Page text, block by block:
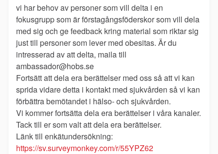
vi har behov av personer som vill delta i en
fokusgrupp som är förstagångsföderskor som vill dela
med sig och ge feedback kring material som riktar sig
just till personer som lever med obesitas. Är du
intresserad av att delta, maila till
ambassador@hobs.se
Fortsätt att dela era berättelser med oss så att vi kan
sprida vidare detta i kontakt med sjukvården så vi kan
förbättra bemötandet i hälso- och sjukvården.
Vi kommer fortsätta dela era berättelser i våra kanaler.
Tack till er som valt att dela era berättelser.
Länk till enkätundersökning:
https://sv.surveymonkey.com/r/55YPZ62